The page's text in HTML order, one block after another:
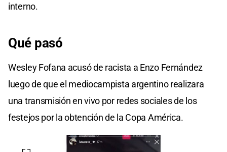
interno.
Qué pasó
Wesley Fofana acusó de racista a Enzo Fernández
luego de que el mediocampista argentino realizara
una transmisión en vivo por redes sociales de los
festejos por la obtención de la Copa América.